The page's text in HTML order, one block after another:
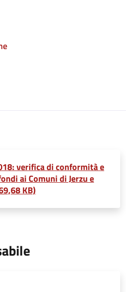
verifica di conformità e
ai Comuni di Jerzu e
KB)